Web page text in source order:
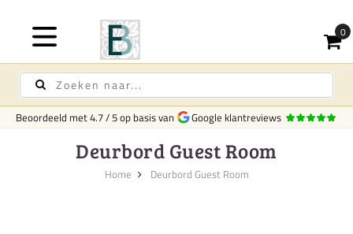
Beoordeeld met4.7/5op basis van Google klantreviews
Deurbord Guest Room
Home Deurbord Guest Room